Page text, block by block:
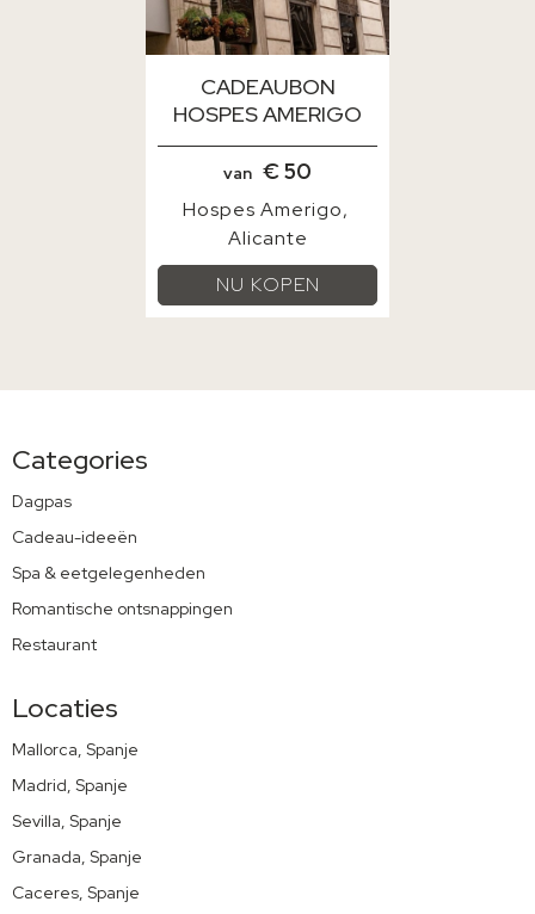
CADEAUBON
HOSPES AMERIGO
van € 50
Hospes Amerigo
Alicante
NU KOPEN
Categories
Dagpas
Cadeau-ideeën
Spa & eetgelegenheden
Romantische ontsnappingen
Restaurant
Locaties
Mallorca, Spanje
Madrid, Spanje
Sevilla, Spanje
Granada, Spanje
Caceres, Spanje